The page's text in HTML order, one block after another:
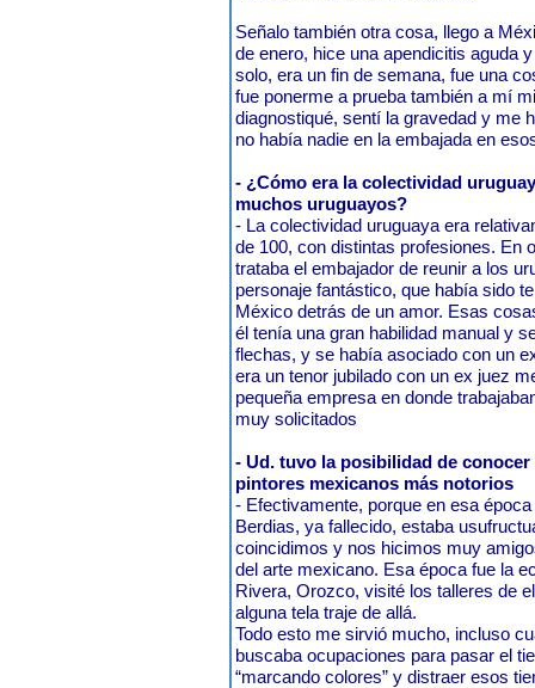
Señalo también otra cosa, llego a
de enero, hice una apendicitis aguda
solo, era un fin de semana, fue una
fue ponerme a prueba también a mí
diagnostiqué, sentí la gravedad y me
no había nadie en la embajada en
- ¿Cómo era la colectividad
muchos uruguayos?
- La colectividad uruguaya era
de 100, con distintas profesiones. En
trataba el embajador de reunir a los
personaje fantástico, que había sido
México detrás de un amor. Esas
él tenía una gran habilidad manual y
flechas, y se había asociado con un
era un tenor jubilado con un ex juez
pequeña empresa en donde
muy solicitados
- Ud. tuvo la posibilidad de conocer
pintores mexicanos más notorios
- Efectivamente, porque en esa
Berdias, ya fallecido, estaba
coincidimos y nos hicimos muy
del arte mexicano. Esa época fue la
Rivera, Orozco, visité los talleres de
alguna tela traje de allá.
Todo esto me sirvió mucho, incluso
buscaba ocupaciones para pasar el
“marcando colores” y distraer esos